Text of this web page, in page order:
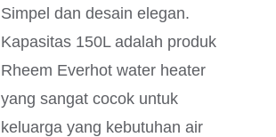
Simpel dan desain elegan.
Kapasitas 150L adalah produk
Rheem Everhot water heater
yang sangat cocok untuk
keluarga yang kebutuhan air